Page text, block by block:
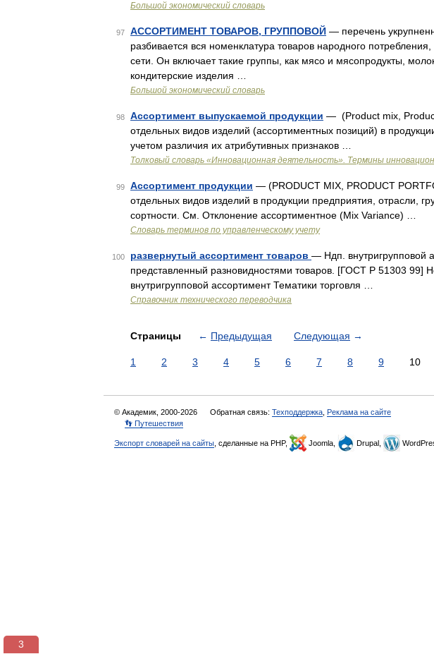
Большой экономический словарь
97 АССОРТИМЕНТ ТОВАРОВ, ГРУППОВОЙ — перечень
разбивается вся номенклатура товаров народного
сети. Он включает такие группы, как мясо и мясопродукты,
кондитерские изделия …
Большой экономический словарь
98 Ассортимент выпускаемой продукции — (Product mix,
отдельных видов изделий (ассортиментных позиций) в
учетом различия их атрибутивных признаков …
Толковый словарь «Инновационная деятельность». Термины
99 Ассортимент продукции — (PRODUCT MIX, PRODUCT
отдельных видов изделий в продукции предприятия, отрасли,
сортности. См. Отклонение ассортиментное (Mix Variance) …
Словарь терминов по управленческому учету
100 развернутый ассортимент товаров — Ндп. внутригрупповой
представленный разновидностями товаров. [ГОСТ Р 51303 99]
внутригрупповой ассортимент Тематики торговля …
Справочник технического переводчика
Страницы ← Предыдущая Следующая →
1 2 3 4 5 6 7 8 9 10
© Академик, 2000-2026 Обратная связь: Техподдержка Реклама на сайте
👣 Путешествия
Экспорт словарей на сайты , сделанные на PHP, Joomla, Drupal,
3